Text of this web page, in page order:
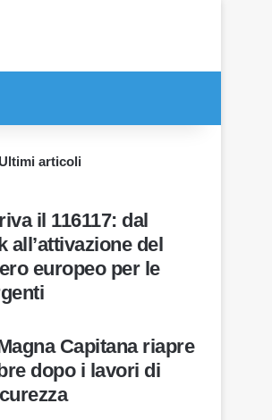
Ultimi articoli
il 116117: dal
all’attivazione del
europeo per le
Capitana riapre
dopo i lavori di